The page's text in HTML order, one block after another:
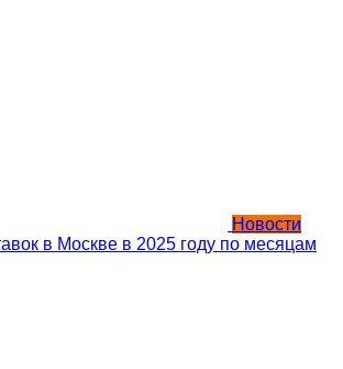
Новости
в Москве в 2025 году по месяцам